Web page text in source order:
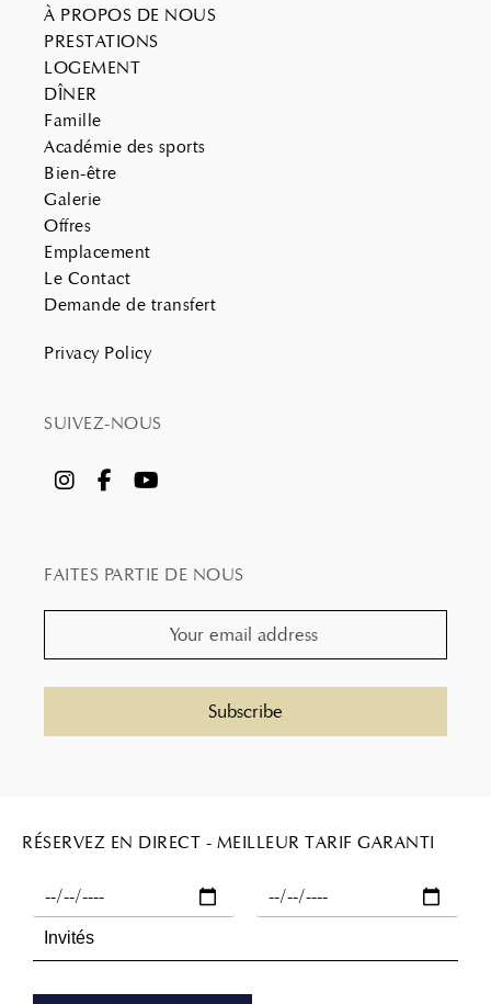
À PROPOS DE NOUS
PRESTATIONS
LOGEMENT
DÎNER
Famille
Académie des sports
Bien-être
Galerie
Offres
Emplacement
Le Contact
Demande de transfert
Privacy Policy
SUIVEZ-NOUS
FAITES PARTIE DE NOUS
RÉSERVEZ EN DIRECT - MEILLEUR TARIF GARANTI